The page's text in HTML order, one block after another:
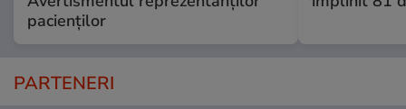
pacienților
PARTENERI